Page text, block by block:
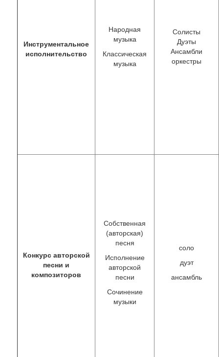
Инструментальное
исполнительство
Народная
музыка
Классическая
музыка
Солисты
Дуэты
Ансамбли
оркестры
Конкурс авторской
песни и
композиторов
Собственная
(авторская)
песня
Исполнение
авторской
песни
Сочинение
музыки
соло
дуэт
ансамбль